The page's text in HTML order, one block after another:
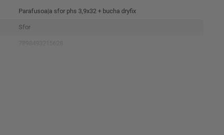
Parafusoa|a sfor phs 3,9x32 + bucha dryfix
Sfor